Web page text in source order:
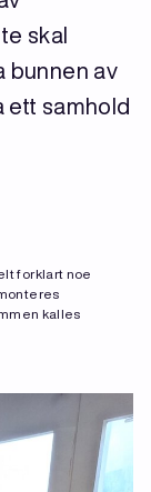
skal
bunnen av
ett samhold
forklart noe
kalles